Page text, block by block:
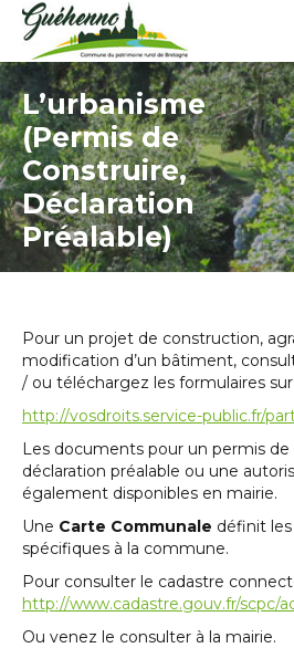
L’urbanisme
(Permis de
Construire,
Déclaration
Préalable)
Pour un projet de construction,
modification d’un bâtiment,
/ ou téléchargez les formulaires sur
http://vosdroits.service-public.fr/
Les documents pour un permis de
déclaration préalable ou une
également disponibles en mairie.
Une Carte Communale définit les
spécifiques à la commune.
Pour consulter le cadastre
http://www.cadastre.gouv.fr/scpc/
Ou venez le consulter à la mairie.